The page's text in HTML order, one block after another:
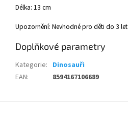
Délka: 13 cm
Upozornění: Nevhodné pro děti do 3 let
Doplňkové parametry
Kategorie: Dinosauři
EAN: 8594167106689